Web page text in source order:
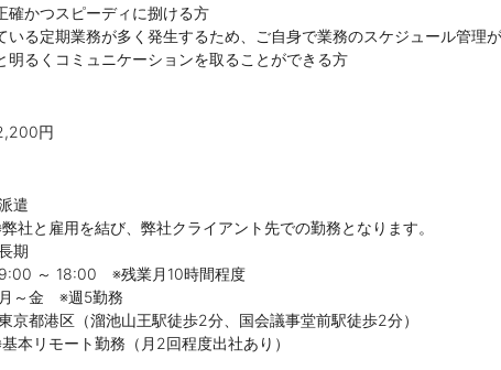
確かつスピーディに捌ける方
いる定期業務が多く発生するため、ご自身で業務のスケジュール管理
明るくコミュニケーションを取ることができる方
円
遣
結び、弊社クライアント先での勤務となります。
期
～ 18:00 ※残業月10時間程度
～金 ※週5勤務
都港区（溜池山王駅徒歩2分、国会議事堂前駅徒歩2分）
ト勤務（月2回程度出社あり）